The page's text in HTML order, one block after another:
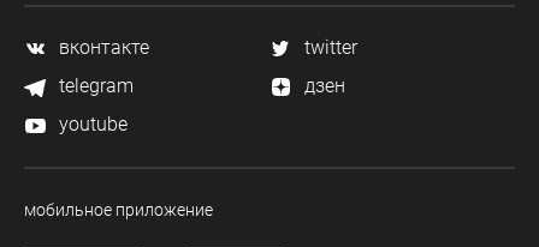
вконтакте
twitter
telegram
дзен
youtube
мобильное приложение